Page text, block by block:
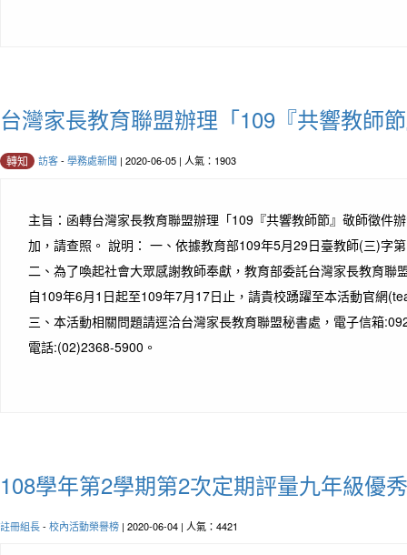
台灣家長教育聯盟辦理「109『共響教師
轉知 訪客- 學務處新聞 | 2020-06-05 | 人氣：1903
主旨：函轉台灣家長教育聯盟辦理「109『共響教師節』敬師徵件
加，請查照。 說明： 一、依據教育部109年5月29日臺教師(三)字
二、為了喚起社會大眾感謝教師奉獻，教育部委託台灣家長教育聯
自109年6月1日起至109年7月17日止，請貴校踴躍至本活動官網
三、本活動相關問題請逕洽台灣家長教育聯盟秘書處，電子信箱
電話:(02)2368-5900。
108學年第2學期第2次定期評量九年級優
註冊組長- 校內活動榮譽榜 | 2020-06-04 | 人氣：4421